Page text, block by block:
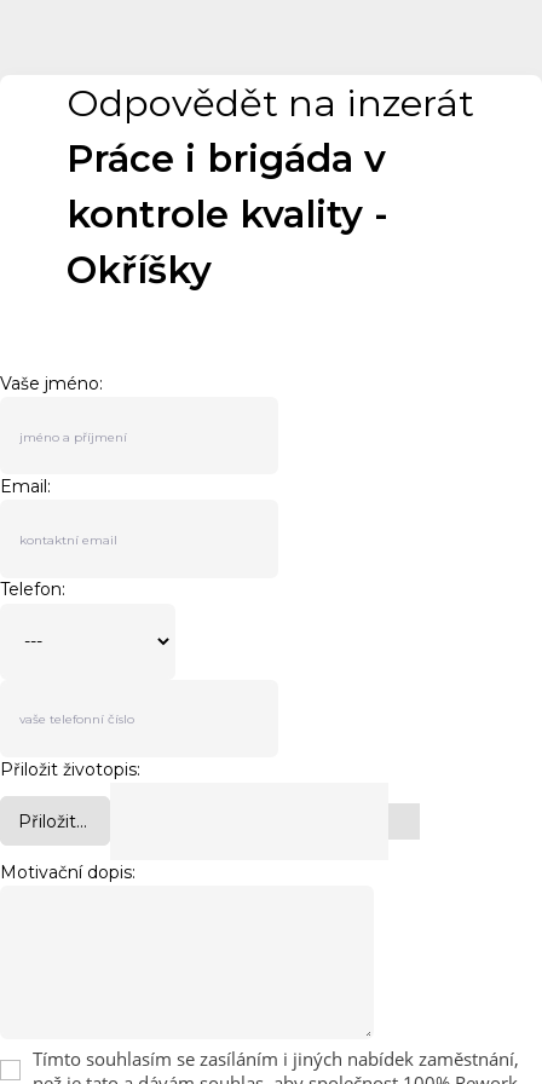
Odpovědět na inzerát
Práce i brigáda v
kontrole kvality -
Okříšky
Vaše jméno:
Email:
Telefon:
Přiložit životopis:
Přiložit...
Motivační dopis:
Tímto souhlasím se zasíláním i jiných nabídek zaměstnání,